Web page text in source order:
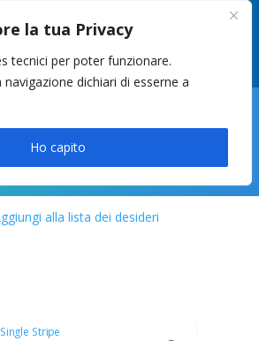
la tua Privacy
tecnici per poter funzionare.
dichiari di esserne a
Ho capito
–info@cstosetto.it
VEN 9-12 / 14:30-17
alla lista dei desideri